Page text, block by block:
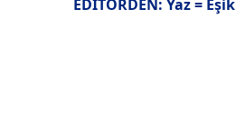
EDİTÖRDEN: Yaz = Eşik